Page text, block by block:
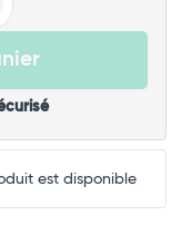
est disponible